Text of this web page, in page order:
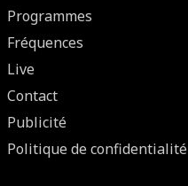
Programmes
Fréquences
Live
Contact
Publicité
Politique de confidentialité